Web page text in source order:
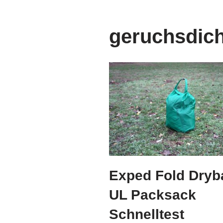
Exped Fold
UL Packsack
Schnelltest